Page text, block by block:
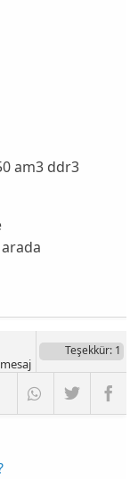
am3 ddr3
Teşekkür: 1